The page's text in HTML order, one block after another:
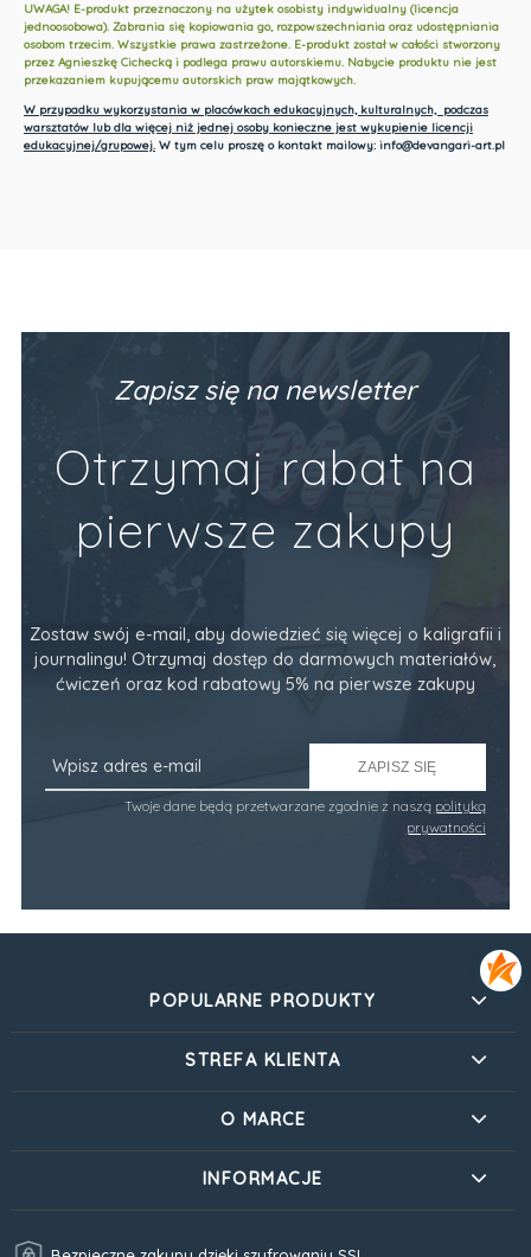
UWAGA! E-produkt przeznaczony na użytek osobisty indywidualny (licencja
jednoosobowa). Zabrania się kopiowania go, rozpowszechniania oraz udostępniania
osobom trzecim. Wszystkie prawa zastrzeżone. E-produkt został w całości stworzony
przez Agnieszkę Cichecką i podlega prawu autorskiemu. Nabycie produktu nie jest
przekazaniem kupującemu autorskich praw majątkowych.
W przypadku wykorzystania w placówkach edukacyjnych, kulturalnych, podczas
warsztatów lub dla więcej niż jednej osoby konieczne jest wykupienie licencji
edukacyjnej/grupowej.W tym celu proszę o kontakt mailowy: info@devangari-art.pl
Zapisz się na newsletter
Otrzymaj rabat na
pierwsze zakupy
Zostaw swój e-mail, aby dowiedzieć się więcej o kaligrafii i
journalingu! Otrzymaj dostęp do darmowych materiałów,
ćwiczeń oraz kod rabatowy 5% na pierwsze zakupy
ZAPISZ SIĘ
Twoje dane będą przetwarzane zgodnie z naszą polityką
prywatności
POPULARNE PRODUKTY
STREFA KLIENTA
O MARCE
INFORMACJE